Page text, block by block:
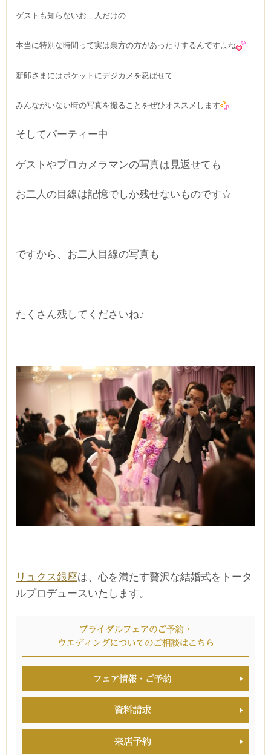
ゲストも知らないお二人だけの
本当に特別な時間って実は裏方の方があったりするんですよね
新郎さまにはポケットにデジカメを忍ばせて
みんながいない時の写真を撮ることをぜひオススメします
そしてパーティー中
ゲストやプロカメラマンの写真は見返せても
お二人の目線は記憶でしか残せないものです☆
ですから、お二人目線の写真も
たくさん残してくださいね♪
リュクス銀座は、心を満たす贅沢な結婚式をトータ
ルプロデュースいたします。